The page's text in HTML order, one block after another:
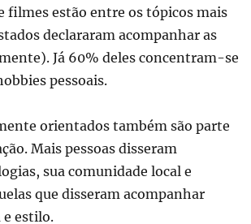
filmes estão entre os tópicos mais
declararam acompanhar as
Já 60% deles concentram-se
pessoais.
orientados também são parte
Mais pessoas disseram
sua comunidade local e
que disseram acompanhar
e estilo.